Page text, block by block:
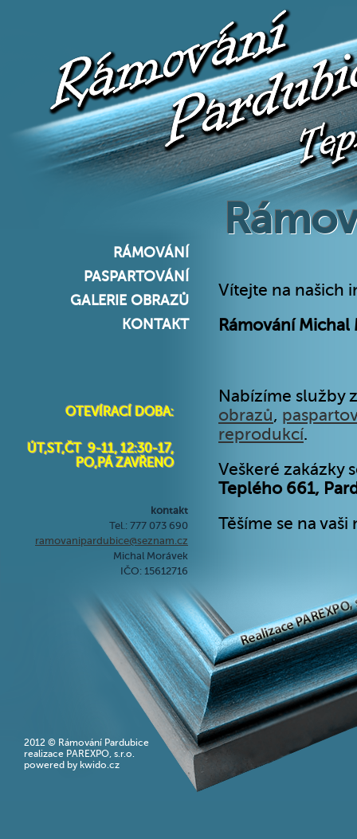
RÁMOVÁNÍ
PASPARTOVÁNÍ
GALERIE OBRAZŮ
KONTAKT
OTEVÍRACÍ DOBA:
ÚT,ST,ČT 9-11, 12:30-17,
PO,PÁ ZAVŘENO
kontakt
Tel.: 777 073 690
ramovanipardubice@seznam.cz
Michal Morávek
IČO: 15612716
Vítejte na našich
Rámování
Nabízíme služby
obrazů,
reprodukcí.
Veškeré zakázky
Teplého 661,
Těšíme se na vaši
2012 © Rámování Pardubice
realizace PAREXPO, s.r.o.
powered by kwido.cz